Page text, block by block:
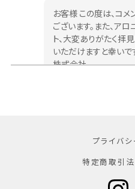
お客様 この度は、コ
ございます。また、ア
ト、大変ありがたく拝
いただけますと幸いで
株式会社
ブラックベリーは、他ではちょ
プライバ
特定商取引